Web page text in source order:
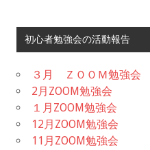
初心者勉強会の活動報告
３月 ＺＯＯＭ勉強会
2月ZOOM勉強会
１月ZOOM勉強会
12月ZOOM勉強会
11月ZOOM勉強会